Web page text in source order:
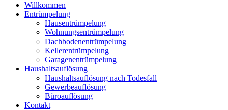
Willkommen
Entrümpelung
Hausentrümpelung
Wohnungs­entrümpelung
Dachbodenentrümpelung
Kellerentrümpelung
Garagenentrümpelung
Haushaltsauflösung
Haushaltsauflösung nach Todesfall
Gewerbeauflösung
Büroauflösung
Kontakt